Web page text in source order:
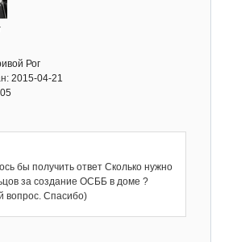
Рог
2015-04-21
бы получить ответ Сколько нужно
за создание ОСББ в доме ?
вопрос. Спасибо)